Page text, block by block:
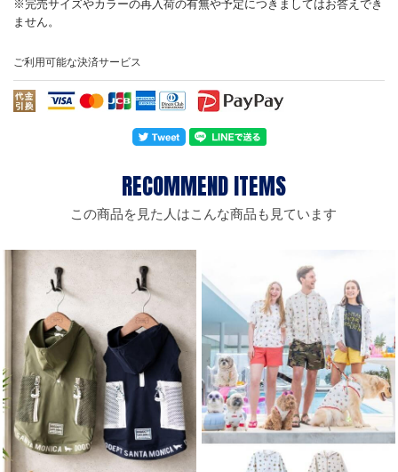
ご利用可能な決済サービス
この商品を見た人はこんな商品も見ています